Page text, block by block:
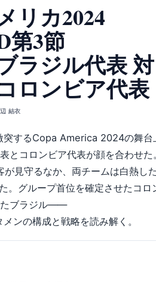
リカ2024
第3節
ラジル代表 対
ロンビア代
結衣
突するCopa America 2024の舞台
とコロンビア代表が顔を合わせた
見守るなか、両チームは白熱し
。グループ首位を確定させたコロ
たブラジル——
ンの構成と戦略を読み解く。